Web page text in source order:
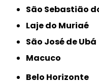
São Sebastião
Laje do Muriaé
São José de Ubá
Macuco
Belo Horizonte